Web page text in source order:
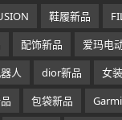
鞋履新品
配饰新品 爱玛电
人 dior新品 女
包袋新品